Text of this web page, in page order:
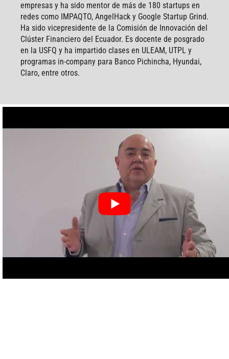
empresas y ha sido mentor de más de 180 startups en
redes como IMPAQTO, AngelHack y Google Startup Grind.
Ha sido vicepresidente de la Comisión de Innovación del
Clúster Financiero del Ecuador. Es docente de posgrado
en la USFQ y ha impartido clases en ULEAM, UTPL y
programas in-company para Banco Pichincha, Hyundai,
Claro, entre otros.